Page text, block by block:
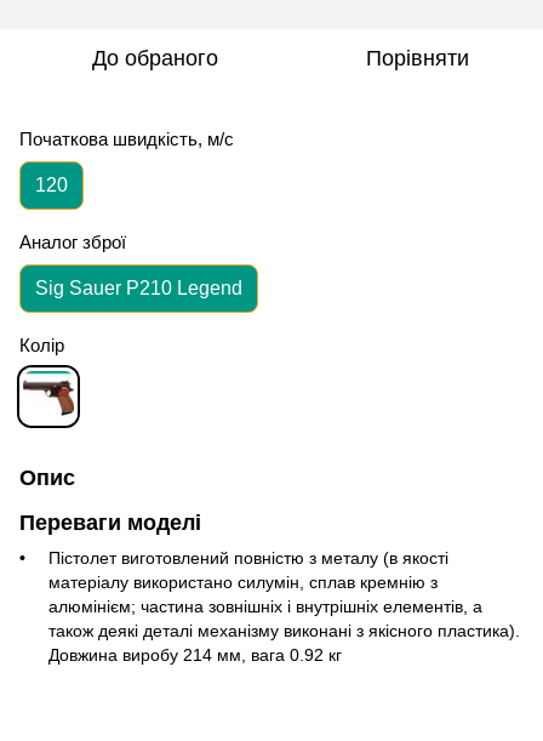
До обраного Порівняти
Початкова швидкість, м/с
120
Аналог зброї
Sig Sauer P210 Legend
Колір
Опис
Переваги моделі
Пістолет виготовлений повністю з металу (в якості
матеріалу використано силумін, сплав кремнію з
алюмінієм; частина зовнішніх і внутрішніх елементів, а
також деякі деталі механізму виконані з якісного пластика).
Довжина виробу 214 мм, вага 0.92 кг